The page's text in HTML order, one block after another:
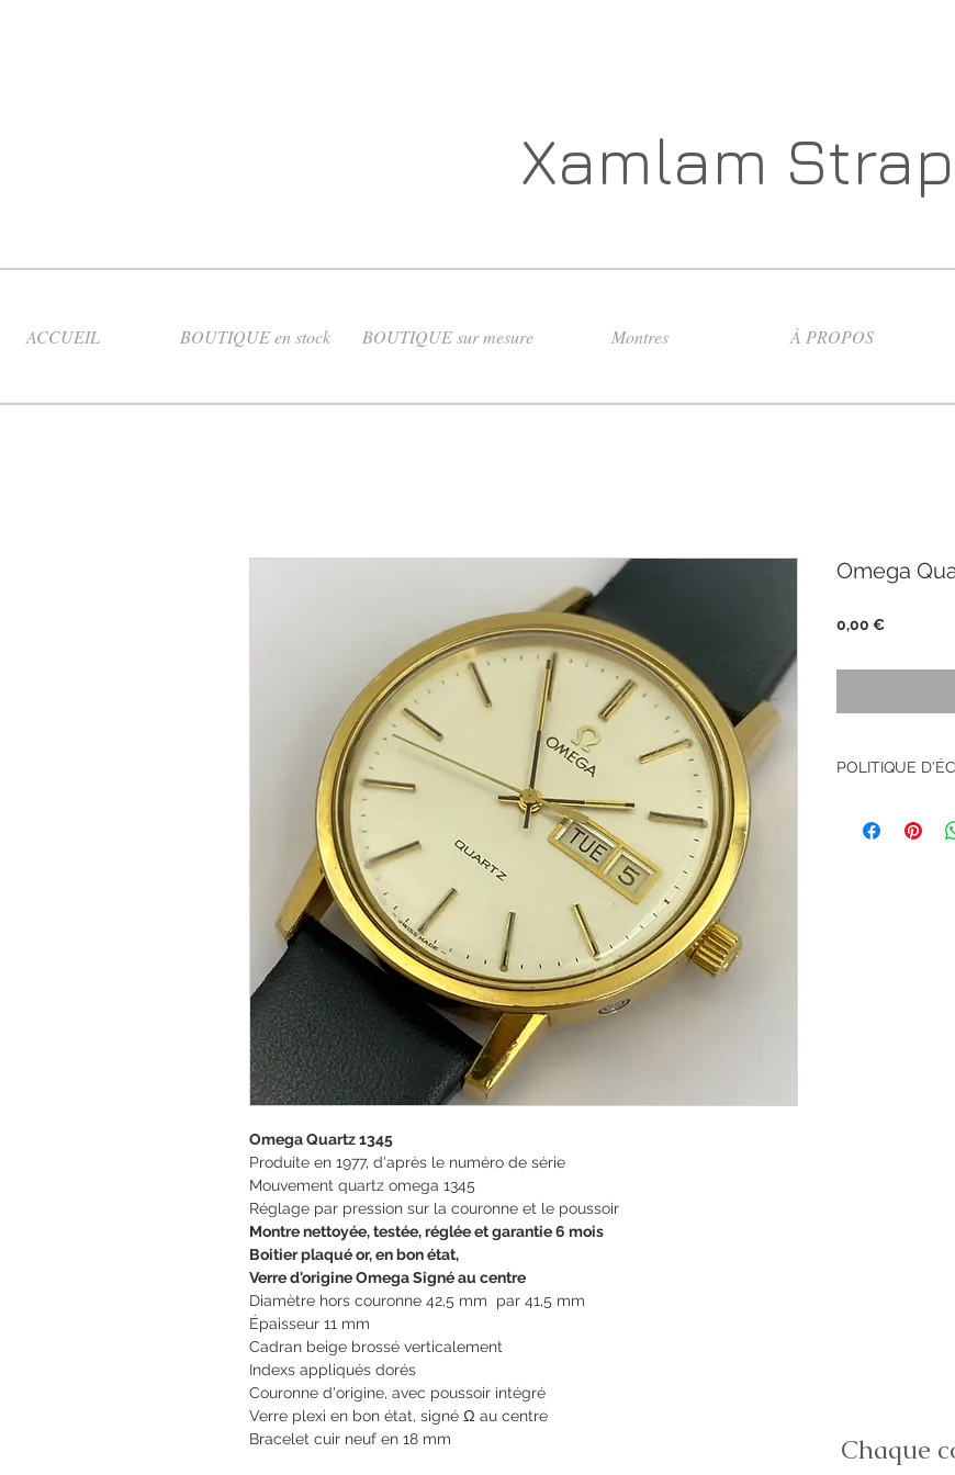
Xamlam Strap
ACCUEIL BOUTIQUE en stock BOUTIQUE sur mesure Montres À PROPOS
Omega Quartz 1345
Produite en 1977, d'après le numéro de série
Mouvement quartz omega 1345
Réglage par pression sur la couronne et le poussoir
Montre nettoyée, testée, réglée et garantie 6 mois
Boitier plaqué or, en bon état,
Verre d'origine Omega Signé au centre
Diamètre hors couronne 42,5 mm par 41,5 mm
Épaisseur 11 mm
Cadran beige brossé verticalement
Indexs appliqués dorés
Couronne d'origine, avec poussoir intégré
Verre plexi en bon état, signé Ω au centre
Bracelet cuir neuf en 18 mm
Omega
0,00 €Prix
POLITIQUE
Chaque